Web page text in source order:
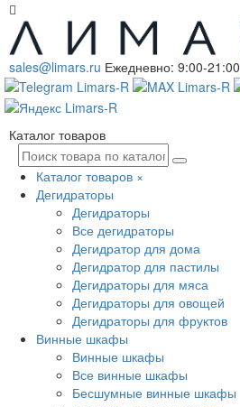
sales@limars.ru Ежедневно: 9:00-21:00
Каталог товаров
Каталог товаров ×
Дегидраторы
Дегидраторы
Все дегидраторы
Дегидратор для дома
Дегидратор для пастилы
Дегидраторы для мяса
Дегидраторы для овощей
Дегидраторы для фруктов
Винные шкафы
Винные шкафы
Все винные шкафы
Бесшумные винные шкафы